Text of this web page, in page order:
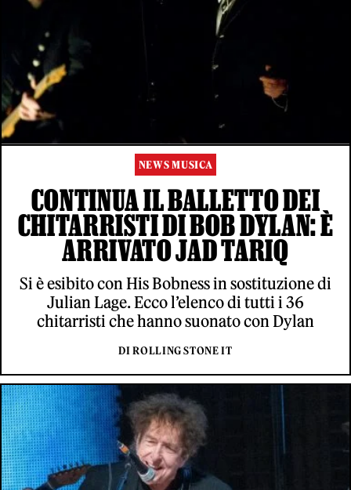
NEWS MUSICA
CONTINUA IL BALLETTO DEI
CHITARRISTI DI BOB DYLAN: È
ARRIVATO JAD TARIQ
Si è esibito con His Bobness in sostituzione di
Julian Lage. Ecco l’elenco di tutti i 36
chitarristi che hanno suonato con Dylan
DI ROLLING STONE IT